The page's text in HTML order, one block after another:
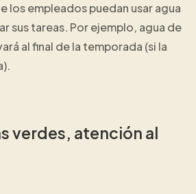
los empleados puedan usar agua
sus tareas. Por ejemplo, agua de
al final de la temporada (si la
verdes, atención al